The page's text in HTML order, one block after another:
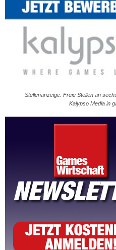
Stellenanzeige: Freie Stellen an
Kalypso Media in